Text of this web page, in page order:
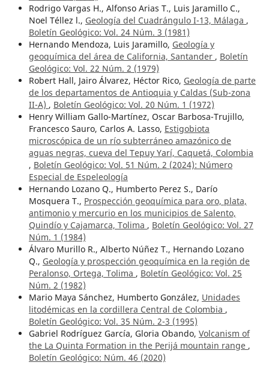
Rodrigo Vargas H., Alfonso Arias T., Luis Jaramillo C.,
Noel Téllez l., Geología del Cuadrángulo I-13, Málaga ,
Boletín Geológico: Vol. 24 Núm. 3 (1981)
Hernando Mendoza, Luis Jaramillo, Geología y
geoquímica del área de California, Santander , Boletín
Geológico: Vol. 22 Núm. 2 (1979)
Robert Hall, Jairo Álvarez, Héctor Rico, Geología de parte
de los departamentos de Antioquia y Caldas (Sub-zona
II-A) , Boletín Geológico: Vol. 20 Núm. 1 (1972)
Henry William Gallo-Martínez, Oscar Barbosa-Trujillo,
Francesco Sauro, Carlos A. Lasso, Estigobiota
microscópica de un río subterráneo amazónico de
aguas negras, cueva del Tepuy Yarí, Caquetá, Colombia
, Boletín Geológico: Vol. 51 Núm. 2 (2024): Número
Especial de Espeleología
Hernando Lozano Q., Humberto Perez S., Darío
Mosquera T., Prospección geoquímica para oro, plata,
antimonio y mercurio en los municipios de Salento,
Quindío y Cajamarca, Tolima , Boletín Geológico: Vol. 27
Núm. 1 (1984)
Álvaro Murillo R., Alberto Núñez T., Hernando Lozano
Q., Geología y prospección geoquímica en la región de
Peralonso, Ortega, Tolima , Boletín Geológico: Vol. 25
Núm. 2 (1982)
Mario Maya Sánchez, Humberto González, Unidades
litodémicas en la cordillera Central de Colombia ,
Boletín Geológico: Vol. 35 Núm. 2-3 (1995)
Gabriel Rodríguez García, Gloria Obando, Volcanism of
the La Quinta Formation in the Perijá mountain range ,
Boletín Geológico: Núm. 46 (2020)